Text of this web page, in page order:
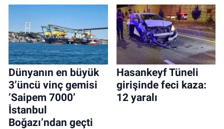
Dünyanın en büyük
3’üncü vinç gemisi
’Saipem 7000’
İstanbul
Boğazı’ndan geçti
Hasankeyf Tüneli
girişinde feci kaza:
12 yaralı